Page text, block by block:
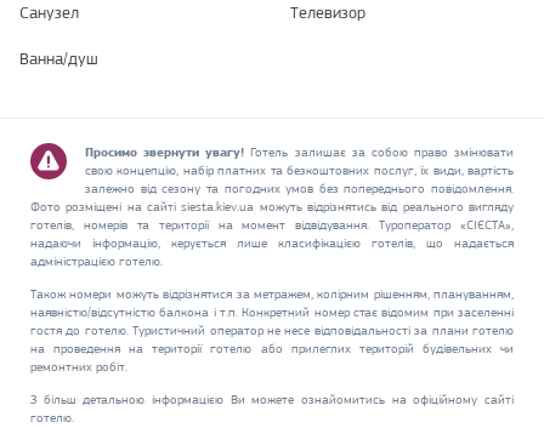
Санузел Телевизор
Ванна/душ
Просимо звернути увагу! Готель залишає за собою право змінювати
свою концепцію, набір платних та безкоштовних послуг, їх види, вартість
залежно від сезону та погодних умов без попереднього повідомлення.
Фото розміщені на сайті siesta.kiev.ua можуть відрізнятись від реального вигляду
готелів, номерів та території на момент відвідування. Туроператор «СІЄСТА»,
надаючи інформацію, керується лише класифікацією готелів, що надається
адміністрацією готелю.
Також номери можуть відрізнятися за метражем, колірним рішенням, плануванням,
наявністю/відсутністю балкона і т.п. Конкретний номер стає відомим при заселенні
гостя до готелю. Туристичний оператор не несе відповідальності за плани готелю
на проведення на території готелю або прилеглих територій будівельних чи
ремонтних робіт.
З більш детальною інформацією Ви можете ознайомитись на офіційному сайті
готелю.